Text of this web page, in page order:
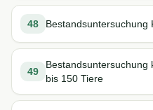
48 Bestandsuntersuchung
49
Bestandsuntersuchung
bis 150 Tiere